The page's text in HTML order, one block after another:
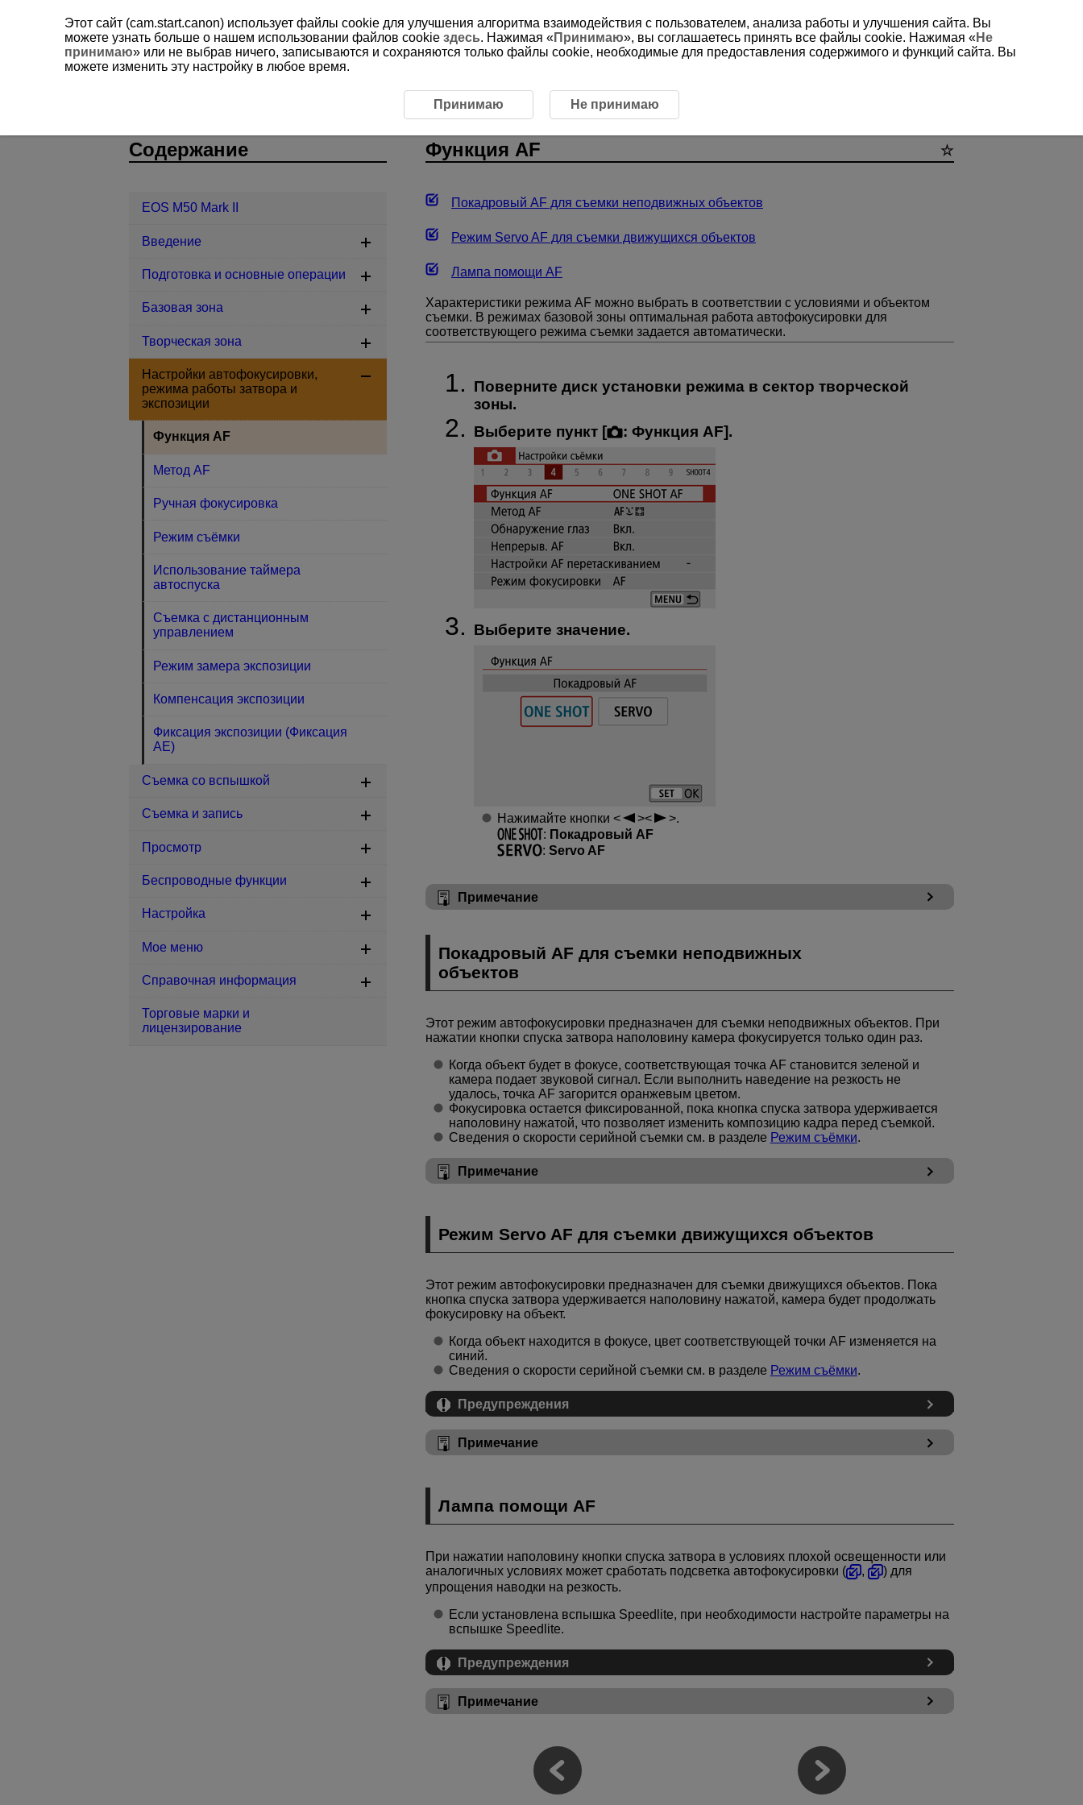
EOS M50 Mark II Настройки автофокусировки, режима работы затвора и экспозиции
Функция AF
Покадровый AF для съемки неподвижных объектов
Режим Servo AF для съемки движущихся объектов
Лампа помощи AF
Характеристики режима AF можно выбрать в соответствии с условиями и объектом
съемки. В режимах базовой зоны оптимальная работа автофокусировки для
соответствующего режима съемки задается автоматически.
Поверните диск установки режима в сектор творческой
зоны.
Выберите пункт [
: Функция AF].
Выберите значение.
Нажимайте кнопки
.
: Покадровый AF
: Servo AF
Примечание
Покадровый AF для съемки неподвижных
объектов
Этот режим автофокусировки предназначен для съемки неподвижных объектов. При
нажатии кнопки спуска затвора наполовину камера фокусируется только один раз.
Когда объект будет в фокусе, соответствующая точка AF становится зеленой и
камера подает звуковой сигнал. Если выполнить наведение на резкость не
удалось, точка AF загорится оранжевым цветом.
Фокусировка остается фиксированной, пока кнопка спуска затвора удерживается
наполовину нажатой, что позволяет изменить композицию кадра перед съемкой.
Сведения о скорости серийной съемки см. в разделе Режим съёмки.
Примечание
Режим Servo AF для съемки движущихся объектов
Этот режим автофокусировки предназначен для съемки движущихся объектов. Пока
кнопка спуска затвора удерживается наполовину нажатой, камера будет продолжать
фокусировку на объект.
Когда объект находится в фокусе, цвет соответствующей точки AF изменяется на
синий.
Сведения о скорости серийной съемки см. в разделе Режим съёмки.
Предупреждения
Примечание
Лампа помощи AF
При нажатии наполовину кнопки спуска затвора в условиях плохой освещенности или
аналогичных условиях может сработать подсветка автофокусировки (
,
) для
упрощения наводки на резкость.
Если установлена вспышка Speedlite, при необходимости настройте параметры на
вспышке Speedlite.
Предупреждения
Примечание
Содержание
EOS M50 Mark II
Введение
Подготовка и основные операции
Базовая зона
Творческая зона
Настройки автофокусировки,
режима работы затвора и
экспозиции
Функция AF
Метод AF
Ручная фокусировка
Режим съёмки
Использование таймера
автоспуска
Съемка с дистанционным
управлением
Режим замера экспозиции
Компенсация экспозиции
Фиксация экспозиции (Фиксация
AE)
Съемка со вспышкой
Съемка и запись
Просмотр
Беспроводные функции
Настройка
Мое меню
Справочная информация
Торговые марки и
лицензирование
Этот сайт (cam.start.canon) использует файлы cookie для улучшения алгоритма взаимодействия с пользователем, анализа работы и улучшения сайта. Вы
можете узнать больше о нашем использовании файлов cookie здесь. Нажимая «Принимаю», вы соглашаетесь принять все файлы cookie. Нажимая «Не
принимаю» или не выбрав ничего, записываются и сохраняются только файлы cookie, необходимые для предоставления содержимого и функций сайта. Вы
можете изменить эту настройку в любое время.
Принимаю Не принимаю